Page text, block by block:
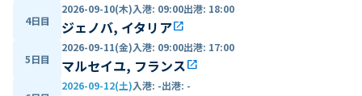
4日目
2026-09-10(木)入港: 09:00出港: 18:00
ジェノバ, イタリアopen_in_new
5日目
2026-09-11(金)入港: 09:00出港: 17:00
マルセイユ, フランスopen_in_new
2026-09-12(土)入港: -出港: -